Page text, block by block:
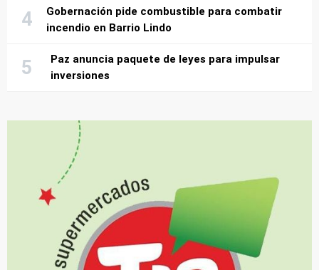
Gobernación pide combustible para combatir
incendio en Barrio Lindo
Paz anuncia paquete de leyes para impulsar
inversiones